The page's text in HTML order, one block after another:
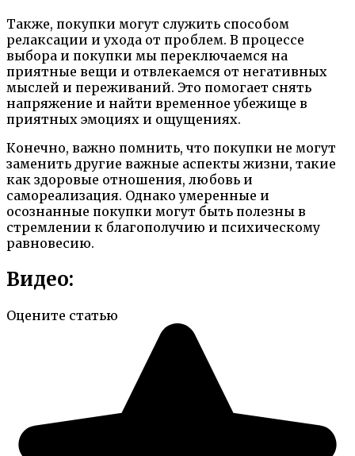
Также, покупки могут служить способом
релаксации и ухода от проблем. В процессе
выбора и покупки мы переключаемся на
приятные вещи и отвлекаемся от негативных
мыслей и переживаний. Это помогает снять
напряжение и найти временное убежище в
приятных эмоциях и ощущениях.
Конечно, важно помнить, что покупки не могут
заменить другие важные аспекты жизни, такие
как здоровые отношения, любовь и
самореализация. Однако умеренные и
осознанные покупки могут быть полезны в
стремлении к благополучию и психическому
равновесию.
Видео:
Оцените статью